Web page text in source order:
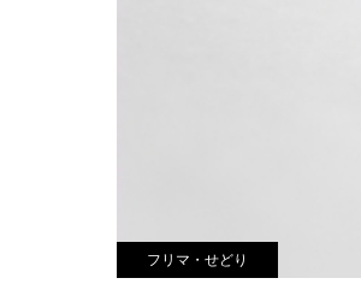
フリマ・せどり